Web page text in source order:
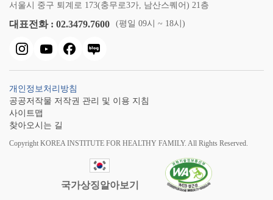
서울시 중구 퇴계로 173(충무로3가, 남산스퀘어) 21층
대표전화 : 02.3479.7600 (평일 09시 ~ 18시)
개인정보처리방침
공공저작물 저작권 관리 및 이용 지침
사이트맵
찾아오시는 길
Copyright KOREA INSTITUTE FOR HEALTHY FAMILY. All Rights Reserved.
국가상징알아보기